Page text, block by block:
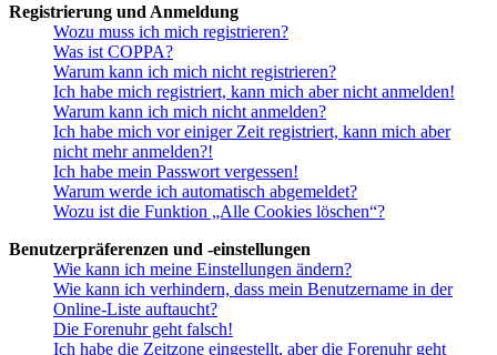
Registrierung und Anmeldung
Wozu muss ich mich registrieren?
Was ist COPPA?
Warum kann ich mich nicht registrieren?
Ich habe mich registriert, kann mich aber nicht anmelden!
Warum kann ich mich nicht anmelden?
Ich habe mich vor einiger Zeit registriert, kann mich aber
nicht mehr anmelden?!
Ich habe mein Passwort vergessen!
Warum werde ich automatisch abgemeldet?
Wozu ist die Funktion „Alle Cookies löschen“?
Benutzerpräferenzen und -einstellungen
Wie kann ich meine Einstellungen ändern?
Wie kann ich verhindern, dass mein Benutzername in der
Online-Liste auftaucht?
Die Forenuhr geht falsch!
Ich habe die Zeitzone eingestellt, aber die Forenuhr geht